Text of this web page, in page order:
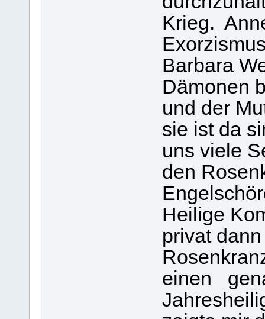
Krieg.
Barbara
Dämonen
und der
sie ist da
uns viele
den
Heilige
privat
einen